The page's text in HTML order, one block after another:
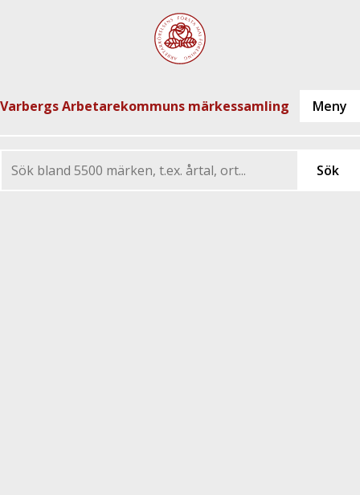
Varbergs Arbetarekommuns märkessamling